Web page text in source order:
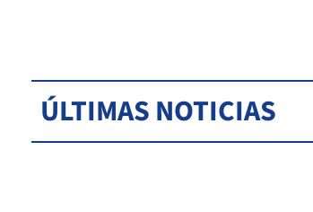
ÚLTIMAS NOTICIAS